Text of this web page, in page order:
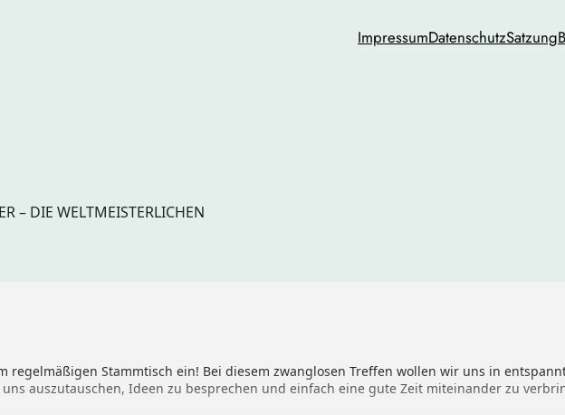
ImpressumDatenschutzSatzung
– DIE WELTMEISTERLICHEN
regelmäßigen Stammtisch ein! Bei diesem zwanglosen Treffen wollen wir uns in
auszutauschen, Ideen zu besprechen und einfach eine gute Zeit miteinander zu